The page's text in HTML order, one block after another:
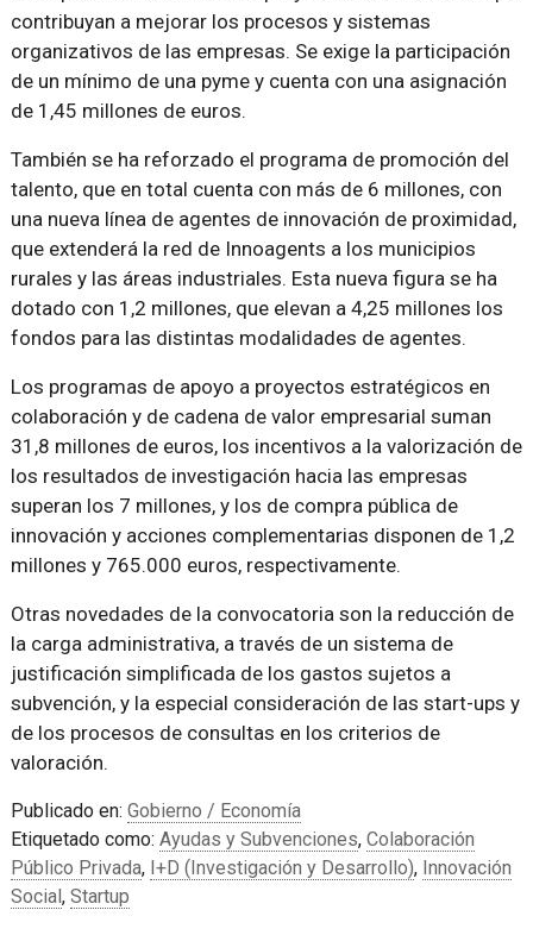
contribuyan a mejorar los procesos y sistemas
organizativos de las empresas. Se exige la participación
de un mínimo de una pyme y cuenta con una asignación
de 1,45 millones de euros.
También se ha reforzado el programa de promoción del
talento, que en total cuenta con más de 6 millones, con
una nueva línea de agentes de innovación de proximidad,
que extenderá la red de Innoagents a los municipios
rurales y las áreas industriales. Esta nueva figura se ha
dotado con 1,2 millones, que elevan a 4,25 millones los
fondos para las distintas modalidades de agentes.
Los programas de apoyo a proyectos estratégicos en
colaboración y de cadena de valor empresarial suman
31,8 millones de euros, los incentivos a la valorización de
los resultados de investigación hacia las empresas
superan los 7 millones, y los de compra pública de
innovación y acciones complementarias disponen de 1,2
millones y 765.000 euros, respectivamente.
Otras novedades de la convocatoria son la reducción de
la carga administrativa, a través de un sistema de
justificación simplificada de los gastos sujetos a
subvención, y la especial consideración de las start-ups y
de los procesos de consultas en los criterios de
valoración.
Publicado en: Gobierno / Economía
Etiquetado como: Ayudas y Subvenciones, Colaboración
Público Privada, I+D (Investigación y Desarrollo), Innovación
Social, Startup